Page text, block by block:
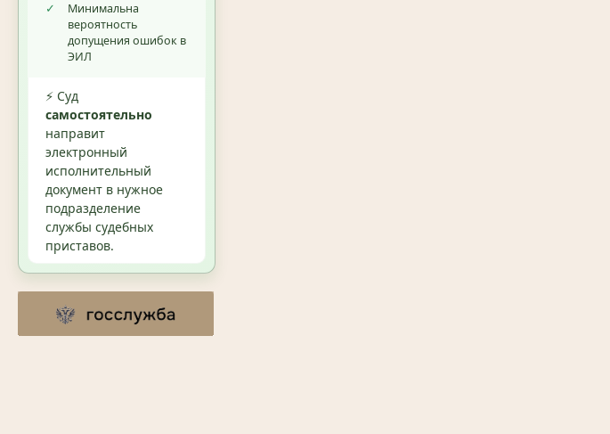
✓
Минимальна
вероятность
допущения ошибок в
ЭИЛ
⚡ Суд
самостоятельно
направит
электронный
исполнительный
документ в нужное
подразделение
службы судебных
приставов.